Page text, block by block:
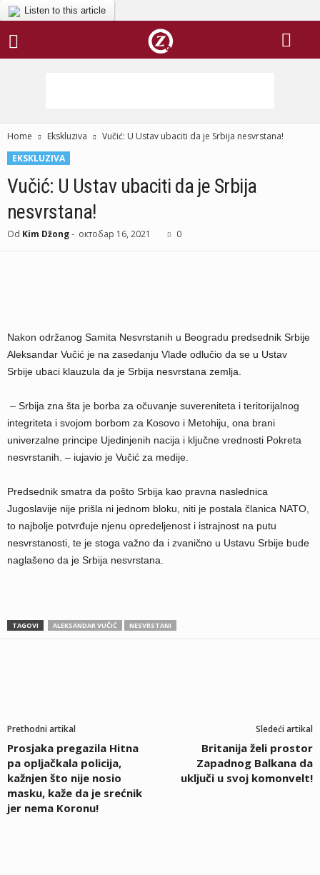
Listen to this article
Home Ekskluziva
Vučić: U Ustav ubaciti da je Srbija nesvrstana!
EKSKLUZIVA
Vučić: U Ustav ubaciti da je Srbija
nesvrstana!
Od Kim Džong- октобар 16, 2021 0
Nakon održanog Samita Nesvrstanih u Beogradu predsednik Srbije
Aleksandar Vučić je na zasedanju Vlade odlučio da se u Ustav
Srbije ubaci klauzula da je Srbija nesvrstana zemlja.
– Srbija zna šta je borba za očuvanje suvereniteta i teritorijalnog
integriteta i svojom borbom za Kosovo i Metohiju, ona brani
univerzalne principe Ujedinjenih nacija i ključne vrednosti Pokreta
nesvrstanih. – iujavio je Vučić za medije.
Predsednik smatra da pošto Srbija kao pravna naslednica
Jugoslavije nije prišla ni jednom bloku, niti je postala članica NATO,
to najbolje potvrđuje njenu opredeljenost i istrajnost na putu
nesvrstanosti, te je stoga važno da i zvanično u Ustavu Srbije bude
naglašeno da je Srbija nesvrstana.
TAGOVI ALEKSANDAR VUČIĆ NESVRSTANI
Prethodni artikal
Prosjaka pregazila Hitna
pa opljačkala policija,
kažnjen što nije nosio
masku, kaže da je srećnik
jer nema Koronu!
Sledeći artikal
Britanija želi prostor
Zapadnog Balkana da
uključi u svoj komonvelt!